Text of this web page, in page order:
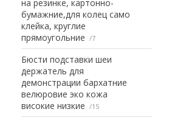
на резинке, картонно-
бумажние,для колец само
клейка, круглие
прямоугольние
7
Бюсти подставки шеи
держатель для
демонстрации бархатние
велюровие эко кожа
високие низкие
15